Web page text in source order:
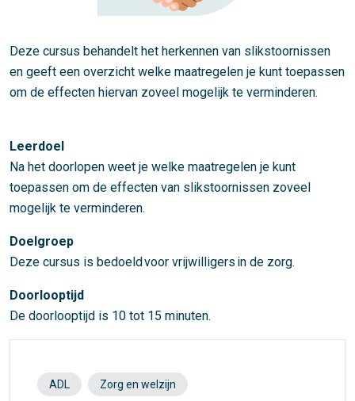
Deze cursus behandelt het herkennen van slikstoornissen
en geeft een overzicht welke maatregelen je kunt toepassen
om de effecten hiervan zoveel mogelijk te verminderen.
Leerdoel
Na het doorlopen weet je welke maatregelen je kunt
toepassen om de effecten van slikstoornissen zoveel
mogelijk te verminderen.
Doelgroep
Deze cursus is bedoeld voor vrijwilligers in de zorg.
Doorlooptijd
De doorlooptijd is 10 tot 15 minuten.
ADL Zorg en welzijn